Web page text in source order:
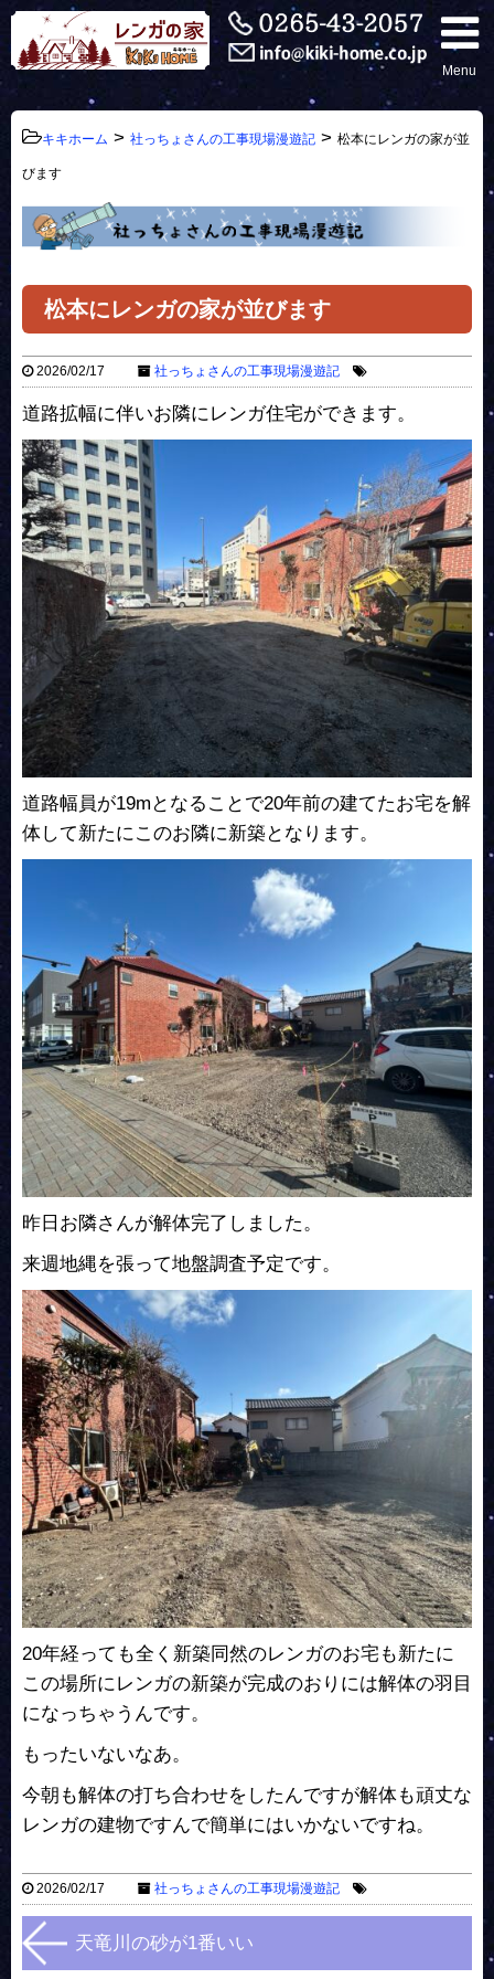
Menu
キキホーム > 社っちょさんの工事現場漫遊記 > 松本にレンガの家が並
びます
松本にレンガの家が並びます
2026/02/17 社っちょさんの工事現場漫遊記
道路拡幅に伴いお隣にレンガ住宅ができます。
道路幅員が19mとなることで20年前の建てたお宅を解
体して新たにこのお隣に新築となります。
昨日お隣さんが解体完了しました。
来週地縄を張って地盤調査予定です。
20年経っても全く新築同然のレンガのお宅も新たに
この場所にレンガの新築が完成のおりには解体の羽目
になっちゃうんです。
もったいないなあ。
今朝も解体の打ち合わせをしたんですが解体も頑丈な
レンガの建物ですんで簡単にはいかないですね。
2026/02/17 社っちょさんの工事現場漫遊記
天竜川の砂が1番いい